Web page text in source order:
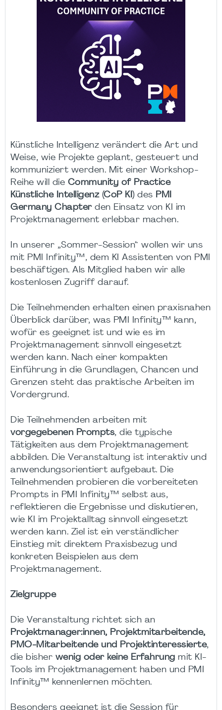
Künstliche Intelligenz verändert die Art und
Weise, wie Projekte geplant, gesteuert und
kommuniziert werden. Mit einer Workshop-
Reihe will die Community of Practice
Künstliche Intelligenz (CoP KI) des PMI
Germany Chapterden Einsatz von KI im
Projektmanagement erlebbar machen.
In unserer „Sommer-Session“ wollen wir uns
mit PMI Infinity™, dem KI Assistenten von PMI
beschäftigen. Als Mitglied haben wir alle
kostenlosen Zugriff darauf.
Die Teilnehmenden erhalten einen praxisnahen
Überblick darüber, was PMI Infinity™ kann,
wofür es geeignet ist und wie es im
Projektmanagement sinnvoll eingesetzt
werden kann. Nach einer kompakten
Einführung in die Grundlagen, Chancen und
Grenzen steht das praktische Arbeiten im
Vordergrund.
Die Teilnehmenden arbeiten mit
vorgegebenen Prompts, die typische
Tätigkeiten aus dem Projektmanagement
abbilden. Die Veranstaltung ist interaktiv und
anwendungsorientiert aufgebaut. Die
Teilnehmenden probieren die vorbereiteten
Prompts in PMI Infinity™ selbst aus,
reflektieren die Ergebnisse und diskutieren,
wie KI im Projektalltag sinnvoll eingesetzt
werden kann. Ziel ist ein verständlicher
Einstieg mit direktem Praxisbezug und
konkreten Beispielen aus dem
Projektmanagement.
Zielgruppe
Die Veranstaltung richtet sich an
Projektmanager:innen, Projektmitarbeitende,
PMO-Mitarbeitende und Projektinteressierte,
die bisher wenig oder keine Erfahrung mit KI-
Tools im Projektmanagement haben und PMI
Infinity™ kennenlernen möchten.
Besonders geeignet ist die Session für